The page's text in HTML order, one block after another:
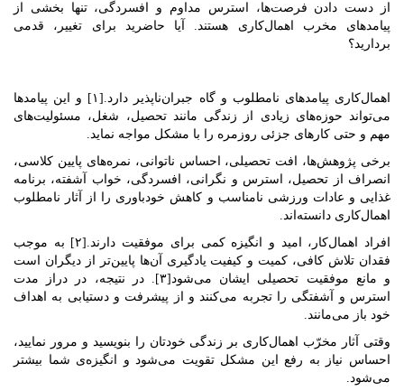
از دست دادن فرصت‌ها، استرس مداوم و افسردگی، تنها بخشی از
پیامدهای مخرب اهمال‌کاری هستند. آیا حاضرید برای تغییر، قدمی
بردارید؟
اهمال‌کاری پیامدهای نامطلوب و گاه جبران‌ناپذیر دارد.[۱] و این پیامدها
می‌تواند حوزه‌های زیادی از زندگی مانند تحصیل، شغل، مسئولیت‌های
مهم و حتی کارهای جزئی روزمره را با مشکل مواجه نماید.
برخی پژوهش‌ها، افت تحصیلی،‌ احساس ناتوانی،‌ نمره‌های پایین کلاسی،
انصراف از تحصیل، استرس و نگرانی، افسردگی، خواب آشفته، برنامه
غذایی و عادات ورزشی نامناسب و کاهش خودباوری را از آثار نامطلوب
اهمال‌کاری دانسته‌اند.
افراد اهمال‌کار، امید و انگیزه کمی برای موفقیت دارند.[۲] به موجب
فقدان تلاش کافی، کمیت و کیفیت یادگیری آن‌ها پایین‌تر از دیگران است
و مانع موفقیت تحصیلی ایشان می‌شود[۳]. در نتیجه، در دراز مدت
استرس و آشفتگی را تجربه می‌کنند و از پیشرفت و دستیابی به اهداف
خود باز می‌مانند.
وقتی آثار مخرّب اهمال‌کاری بر زندگی خودتان را بنویسید و مرور نمایید،
احساس نیاز به رفع این مشکل تقویت می‌شود و انگیزه‌ی شما بیشتر
می‌شود.